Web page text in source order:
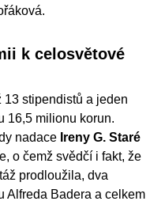
k celosvětové
stipendistů a jeden
16,5 milionu korun.
nadace Ireny G. Staré
o čemž svědčí i fakt, že
prodloužila, dva
Alfreda Badera a celkem